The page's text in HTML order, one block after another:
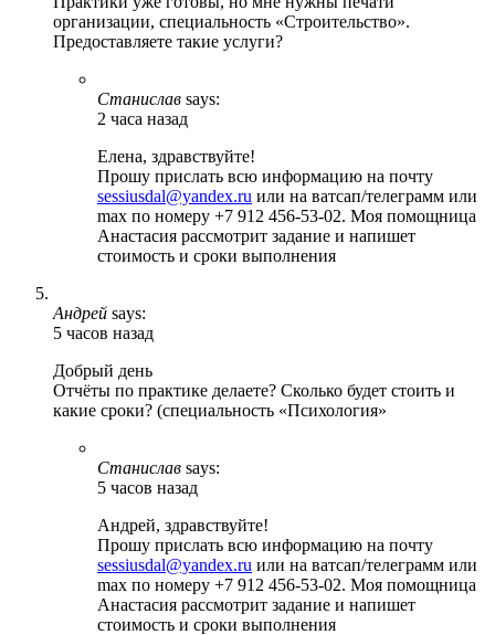
организации, специальность «Строительство».
Предоставляете такие услуги?
Станислав says:
2 часа назад
Елена, здравствуйте!
Прошу прислать всю информацию на почту
sessiusdal@yandex.ru или на ватсап/телеграмм или
max по номеру +7 912 456-53-02. Моя помощница
Анастасия рассмотрит задание и напишет
стоимость и сроки выполнения
Андрей says:
5 часов назад
Добрый день
Отчёты по практике делаете? Сколько будет стоить и
какие сроки? (специальность «Психология»
Станислав says:
5 часов назад
Андрей, здравствуйте!
Прошу прислать всю информацию на почту
sessiusdal@yandex.ru или на ватсап/телеграмм или
max по номеру +7 912 456-53-02. Моя помощница
Анастасия рассмотрит задание и напишет
стоимость и сроки выполнения